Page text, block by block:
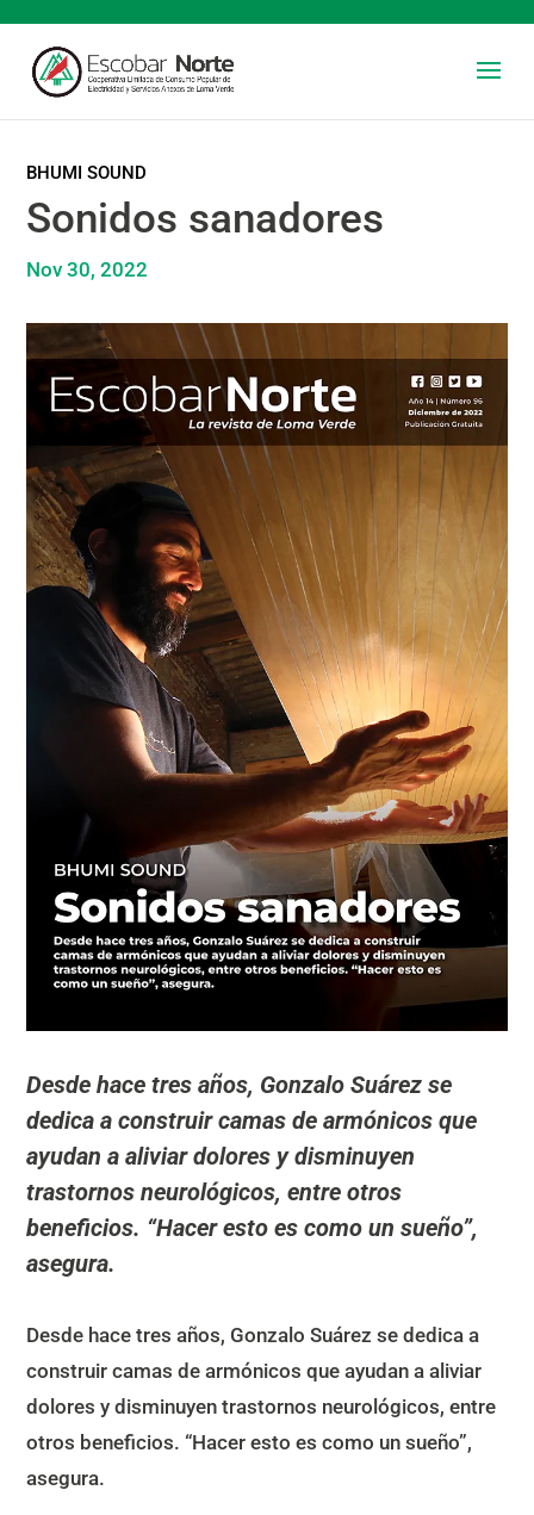
BHUMI SOUND
Sonidos sanadores
Nov 30, 2022
Desde hace tres años, Gonzalo Suárez se
dedica a construir camas de armónicos que
ayudan a aliviar dolores y disminuyen
trastornos neurológicos, entre otros
beneficios. “Hacer esto es como un sueño”,
asegura.
Desde hace tres años, Gonzalo Suárez se dedica a
construir camas de armónicos que ayudan a aliviar
dolores y disminuyen trastornos neurológicos, entre
otros beneficios. “Hacer esto es como un sueño”,
asegura.